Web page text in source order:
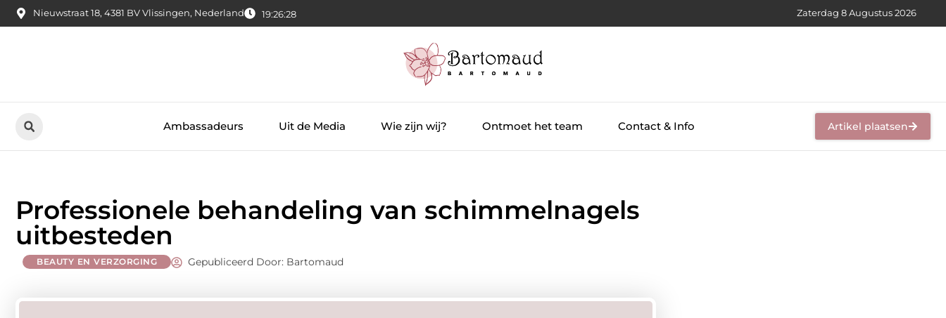
Nieuwstraat 18, 4381 BV Vlissingen, Nederland 19:26:29 Zaterdag 8 Augustus 2026
Ambassadeurs Uit de Media Wie zijn wij? Ontmoet het team Contact & Info Artikel plaatsen
Professionele behandeling van schimmelnagels
uitbesteden
BEAUTY EN VERZORGING Gepubliceerd Door: Bartomaud